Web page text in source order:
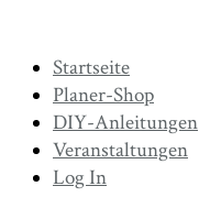
Startseite
Planer-Shop
DIY-Anleitungen
Veranstaltungen
Log In